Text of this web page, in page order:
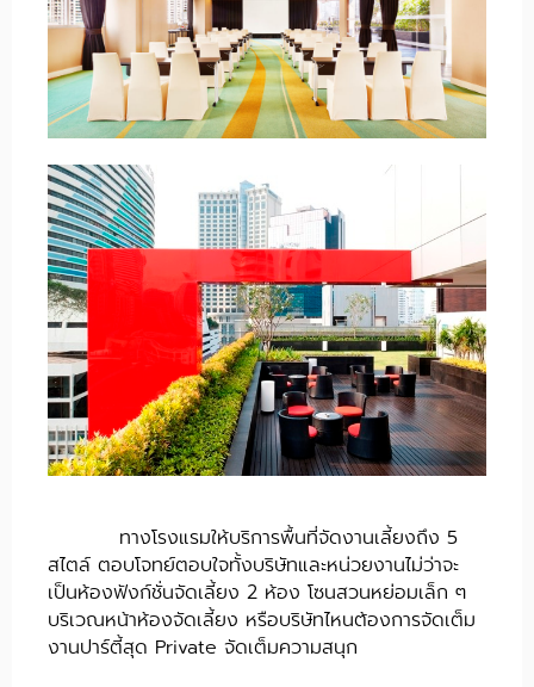
ทางโรงแรมให้บริการพื้นที่จัดงานเลี้ยงถึง 5
สไตล์ ตอบโจทย์ตอบใจทั้งบริษัทและหน่วยงานไม่ว่าจะ
เป็นห้องฟังก์ชั่นจัดเลี้ยง 2 ห้อง โซนสวนหย่อมเล็ก ๆ
บริเวณหน้าห้องจัดเลี้ยง หรือบริษัทไหนต้องการจัดเต็ม
งานปาร์ตี้สุด Private จัดเต็มความสนุก